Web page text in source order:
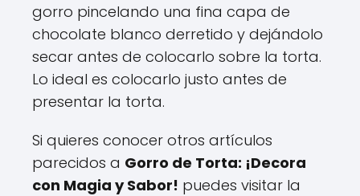
gorro pincelando una fina capa de
chocolate blanco derretido y dejándolo
secar antes de colocarlo sobre la torta.
Lo ideal es colocarlo justo antes de
presentar la torta.
Si quieres conocer otros artículos
parecidos a Gorro de Torta: ¡Decora
con Magia y Sabor! puedes visitar la